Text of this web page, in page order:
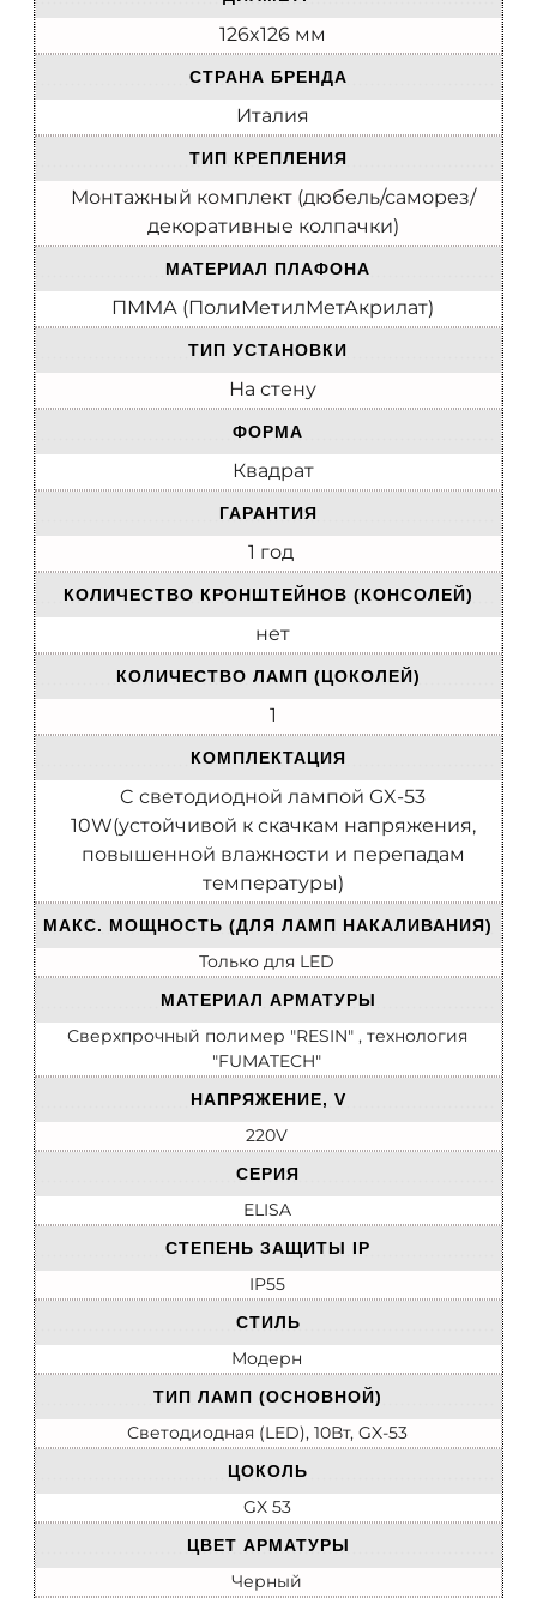
126x126 мм
СТРАНА БРЕНДА
Италия
ТИП КРЕПЛЕНИЯ
Монтажный комплект (дюбель/саморез/
декоративные колпачки)
МАТЕРИАЛ ПЛАФОНА
ПММА (ПолиМетилМетАкрилат)
ТИП УСТАНОВКИ
На стену
ФОРМА
Квадрат
ГАРАНТИЯ
1 год
КОЛИЧЕСТВО КРОНШТЕЙНОВ (КОНСОЛЕЙ)
нет
КОЛИЧЕСТВО ЛАМП (ЦОКОЛЕЙ)
1
КОМПЛЕКТАЦИЯ
C светодиодной лампой GX-53
10W(устойчивой к скачкам напряжения,
повышенной влажности и перепадам
температуры)
МАКС. МОЩНОСТЬ (ДЛЯ ЛАМП НАКАЛИВАНИЯ)
Только для LED
МАТЕРИАЛ АРМАТУРЫ
Сверхпрочный полимер "RESIN" , технология
"FUMATECH"
НАПРЯЖЕНИЕ, V
220V
СЕРИЯ
ELISA
СТЕПЕНЬ ЗАЩИТЫ IP
IP55
СТИЛЬ
Модерн
ТИП ЛАМП (ОСНОВНОЙ)
Светодиодная (LED), 10Вт, GX-53
ЦОКОЛЬ
GX 53
ЦВЕТ АРМАТУРЫ
Черный